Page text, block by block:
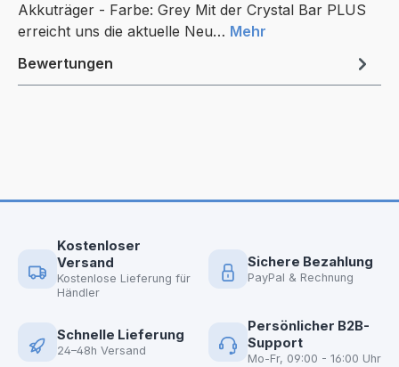
Akkuträger - Farbe: Grey Mit der Crystal Bar PLUS
erreicht uns die aktuelle Neu… Mehr
Bewertungen
Kostenloser
Versand
Kostenlose Lieferung für
Händler
Sichere Bezahlung
PayPal & Rechnung
Schnelle Lieferung
24–48h Versand
Persönlicher B2B-
Support
Mo-Fr, 09:00 - 16:00 Uhr